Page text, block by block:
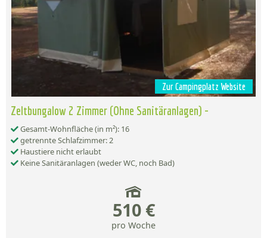
Zur Campingplatz Website
Zeltbungalow 2 Zimmer (Ohne Sanitäranlagen) -
Gesamt-Wohnfläche (in m²): 16
getrennte Schlafzimmer: 2
Haustiere nicht erlaubt
Keine Sanitäranlagen (weder WC, noch Bad)
510 €
pro Woche